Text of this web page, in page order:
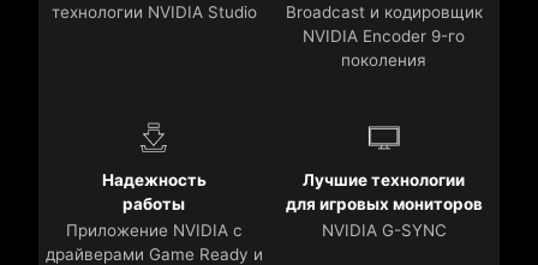
технологии NVIDIA Studio
Broadcast и кодировщик
NVIDIA Encoder 9-го
поколения
Надежность
работы
Приложение NVIDIA с
драйверами Game Ready и
Лучшие технологии
для игровых мониторов
NVIDIA G-SYNC